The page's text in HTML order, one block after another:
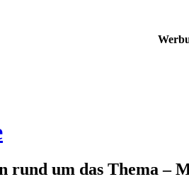
um das Thema –